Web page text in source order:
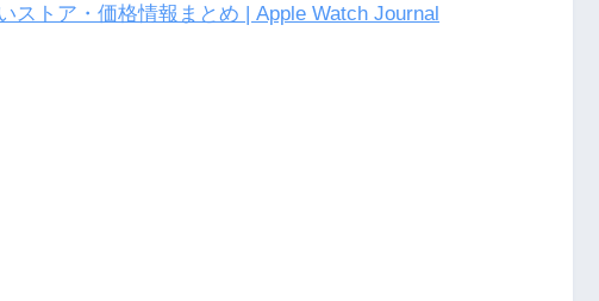
ストア・価格情報まとめ | Apple Watch Journal